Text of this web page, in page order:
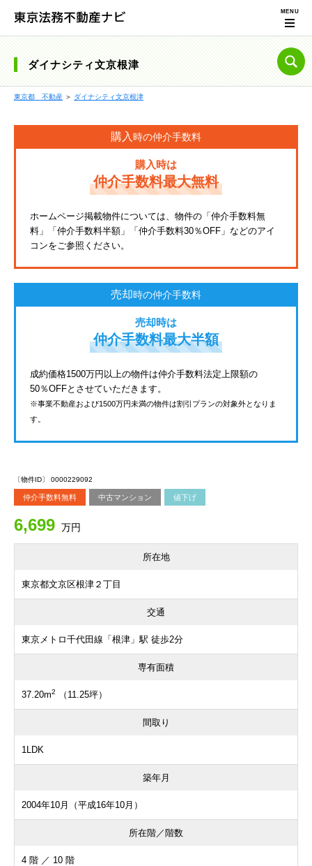
ダイナシティ文京根津
東京都 不動産 ＞ ダイナシティ文京根津
購入時の仲介手数料
購入時は
仲介手数料最大無料
ホームページ掲載物件については、物件の「仲介手数料無
料」「仲介手数料半額」「仲介手数料30％OFF」などのアイ
コンをご参照ください。
売却時の仲介手数料
売却時は
仲介手数料最大半額
成約価格1500万円以上の物件は仲介手数料法定上限額の
50％OFFとさせていただきます。
※事業不動産および1500万円未満の物件は割引プランの対象外となりま
す。
〔物件ID〕 0000229092
仲介手数料無料 中古マンション 値下げ
6,699 万円
所在地
東京都文京区根津２丁目
交通
東京メトロ千代田線「根津」駅 徒歩2分
専有面積
37.20m2 （11.25坪）
間取り
1LDK
築年月
2004年10月（平成16年10月）
所在階／階数
4 階 ／ 10 階